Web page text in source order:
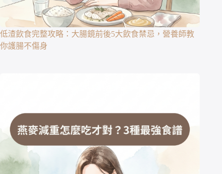
低渣飲食完整攻略：大腸鏡前後5大飲食禁忌，營養師教
你護腸不傷身